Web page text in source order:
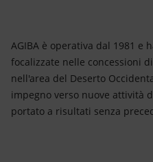
AGIBA è operativa dal 1981 e
focalizzate nelle concessioni
nell'area del Deserto
impegno verso nuove attività
portato a risultati senza